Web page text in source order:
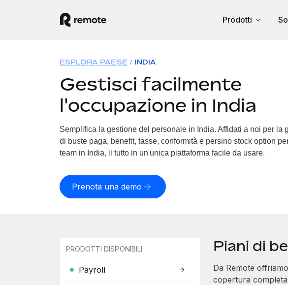
Prodotti
ESPLORA PAESE INDIA
Gestisci facilmente
l'occupazione in India
Semplifica la gestione del personale in India. Affidati a noi per la
di buste paga, benefit, tasse, conformità e persino stock option
team in India, il tutto in un'unica piattaforma facile da usare.
Prenota una demo
PRODOTTI DISPONIBILI
Payroll
Piani di
Da Remote
copertura